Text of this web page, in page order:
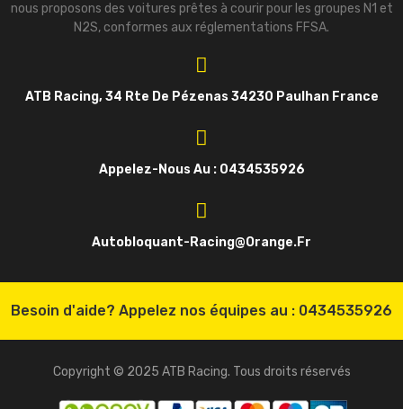
nous proposons des voitures prêtes à courir pour les groupes N1 et
N2S, conformes aux réglementations FFSA.
ATB Racing, 34 Rte De Pézenas 34230 Paulhan France
Appelez-Nous Au : 0434535926
Autobloquant-Racing@orange.fr
Besoin d'aide? Appelez nos équipes au : 0434535926
Copyright © 2025 ATB Racing. Tous droits réservés